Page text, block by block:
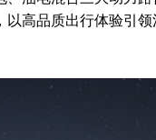
以高品质出行体验引领